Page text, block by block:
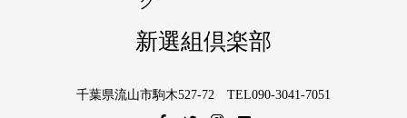
新選組倶楽部
千葉県流山市駒木527-72 TEL090-3041-7051